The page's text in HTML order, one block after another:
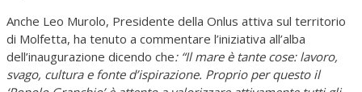
Anche Leo Murolo, Presidente della Onlus attiva sul territorio
di Molfetta, ha tenuto a commentare l’iniziativa all’alba
dell’inaugurazione dicendo che: “Il mare è tante cose: lavoro,
svago, cultura e fonte d’ispirazione. Proprio per questo il